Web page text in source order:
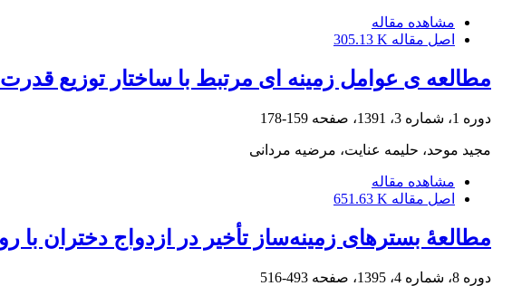
مشاهده مقاله
اصل مقاله 305.13 K
مطالعه‏ ی عوامل زمینه‏ ای مرتبط با ساختار توزیع
دوره 1، شماره 3، 1391، صفحه 159-178
مجید موحد، حلیمه عنایت، مرضیه مردانی
مشاهده مقاله
اصل مقاله 651.63 K
مطالعۀ بسترهای زمینه‌ساز تأخیر در ازدواج دختران با
دوره 8، شماره 4، 1395، صفحه 493-516